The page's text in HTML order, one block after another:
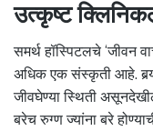
उत्कृष्ट
समर्थ हॉस्पिटलचे ‘जीवन
अधिक एक संस्कृती आहे.
जीवघेण्या स्थिती
बरेच रुग्ण ज्यांना बरे